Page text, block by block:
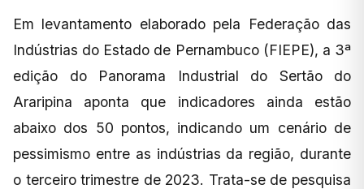
Em levantamento elaborado pela Federação das
Indústrias do Estado de Pernambuco (FIEPE), a 3ª
edição do Panorama Industrial do Sertão do
Araripina aponta que indicadores ainda estão
abaixo dos 50 pontos, indicando um cenário de
pessimismo entre as indústrias da região, durante
o terceiro trimestre de 2023. Trata-se de pesquisa